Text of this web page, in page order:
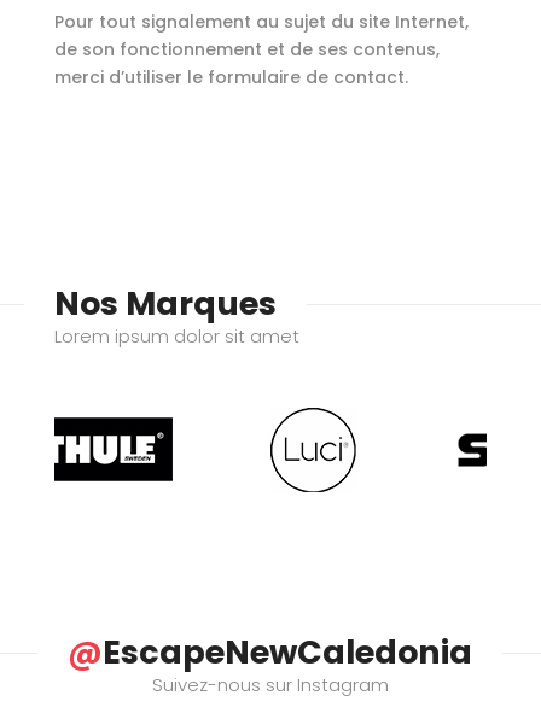
Pour tout signalement au sujet du site Internet,
de son fonctionnement et de ses contenus,
merci d’utiliser le formulaire de contact.
Nos Marques
Lorem ipsum dolor sit amet
@EscapeNewCaledonia
Suivez-nous sur Instagram